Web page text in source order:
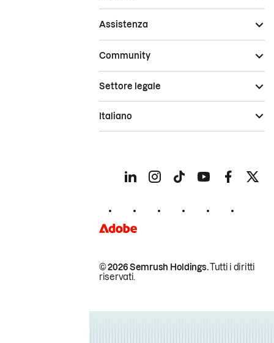
Assistenza
Community
© 2026 Semrush Holdings.Tutti i diritti
riservati.
Settore legale
Italiano